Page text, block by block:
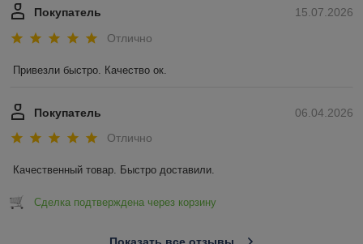
15.07.2026
Покупатель
Отлично
Привезли быстро. Качество ок.
06.04.2026
Покупатель
Отлично
Качественный товар. Быстро доставили.
Сделка подтверждена через корзину